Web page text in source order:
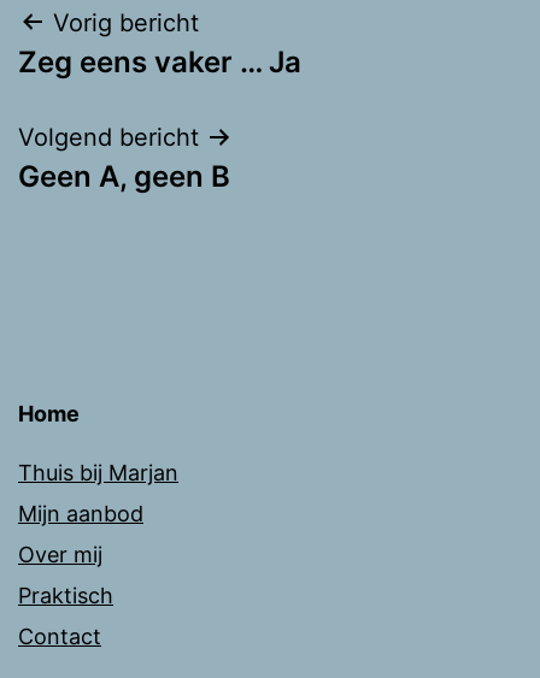
Bericht
navigatie
Vorig bericht
Zeg eens vaker … Ja
Volgend bericht
Geen A, geen B
Home
Thuis bij Marjan
Mijn aanbod
Over mij
Praktisch
Contact